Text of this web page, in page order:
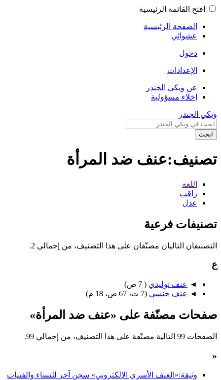
افتح القائمة الرئيسية
الصفحة الرئيسية
عشوائي
دخول
الإعدادات
عن ويكي الجندر
إخلاء مسؤولية
ويكي الجندر
ابحث
تصنيف:عنف ضد المرأة
اللغة
راقب
عدل
تصنيفات فرعية
التصنيفان التاليان مصنّفان على هذا التصنيف، من إجمالي 2.
ع
◄ عنف توليدي ( 7 ص)
◄ عنف جنسي (7 ت، 67 ص، 18 م)
صفحات مصنّفة على «عنف ضد المرأة»
الصفحات 99 التالية مصنّفة على هذا التصنيف، من إجمالي 99.
«
وثيقة:«العنف الأسري الإلكتروني» سجن آخر للنساء والفتيات